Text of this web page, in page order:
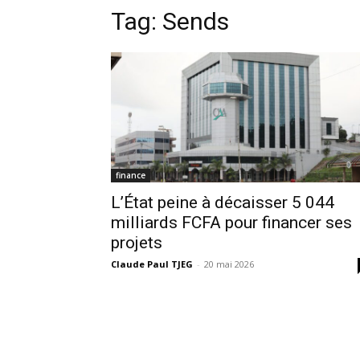
Tag: Sends
finance
L’État peine à décaisser 5 044
milliards FCFA pour financer ses
projets
Claude Paul TJEG - 20 mai 2026